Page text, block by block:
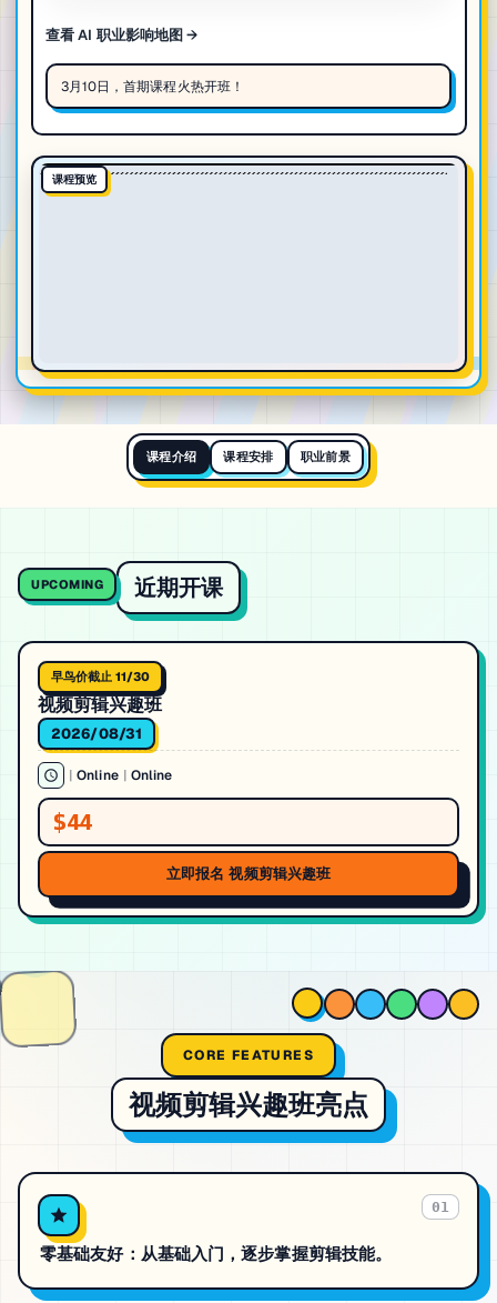
查看 AI 职业影响地图 →
3月10日，首期课程火热开班！
课程预览
课程介绍 课程安排 职业前景
UPCOMING 近期开课
早鸟价截止 11/30
视频剪辑兴趣班
2026/08/31
| Online | Online
$44
立即报名 视频剪辑兴趣班
CORE FEATURES
视频剪辑兴趣班亮点
01
零基础友好：从基础入门，逐步掌握剪辑技能。